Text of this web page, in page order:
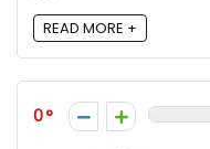
READ MORE +
0